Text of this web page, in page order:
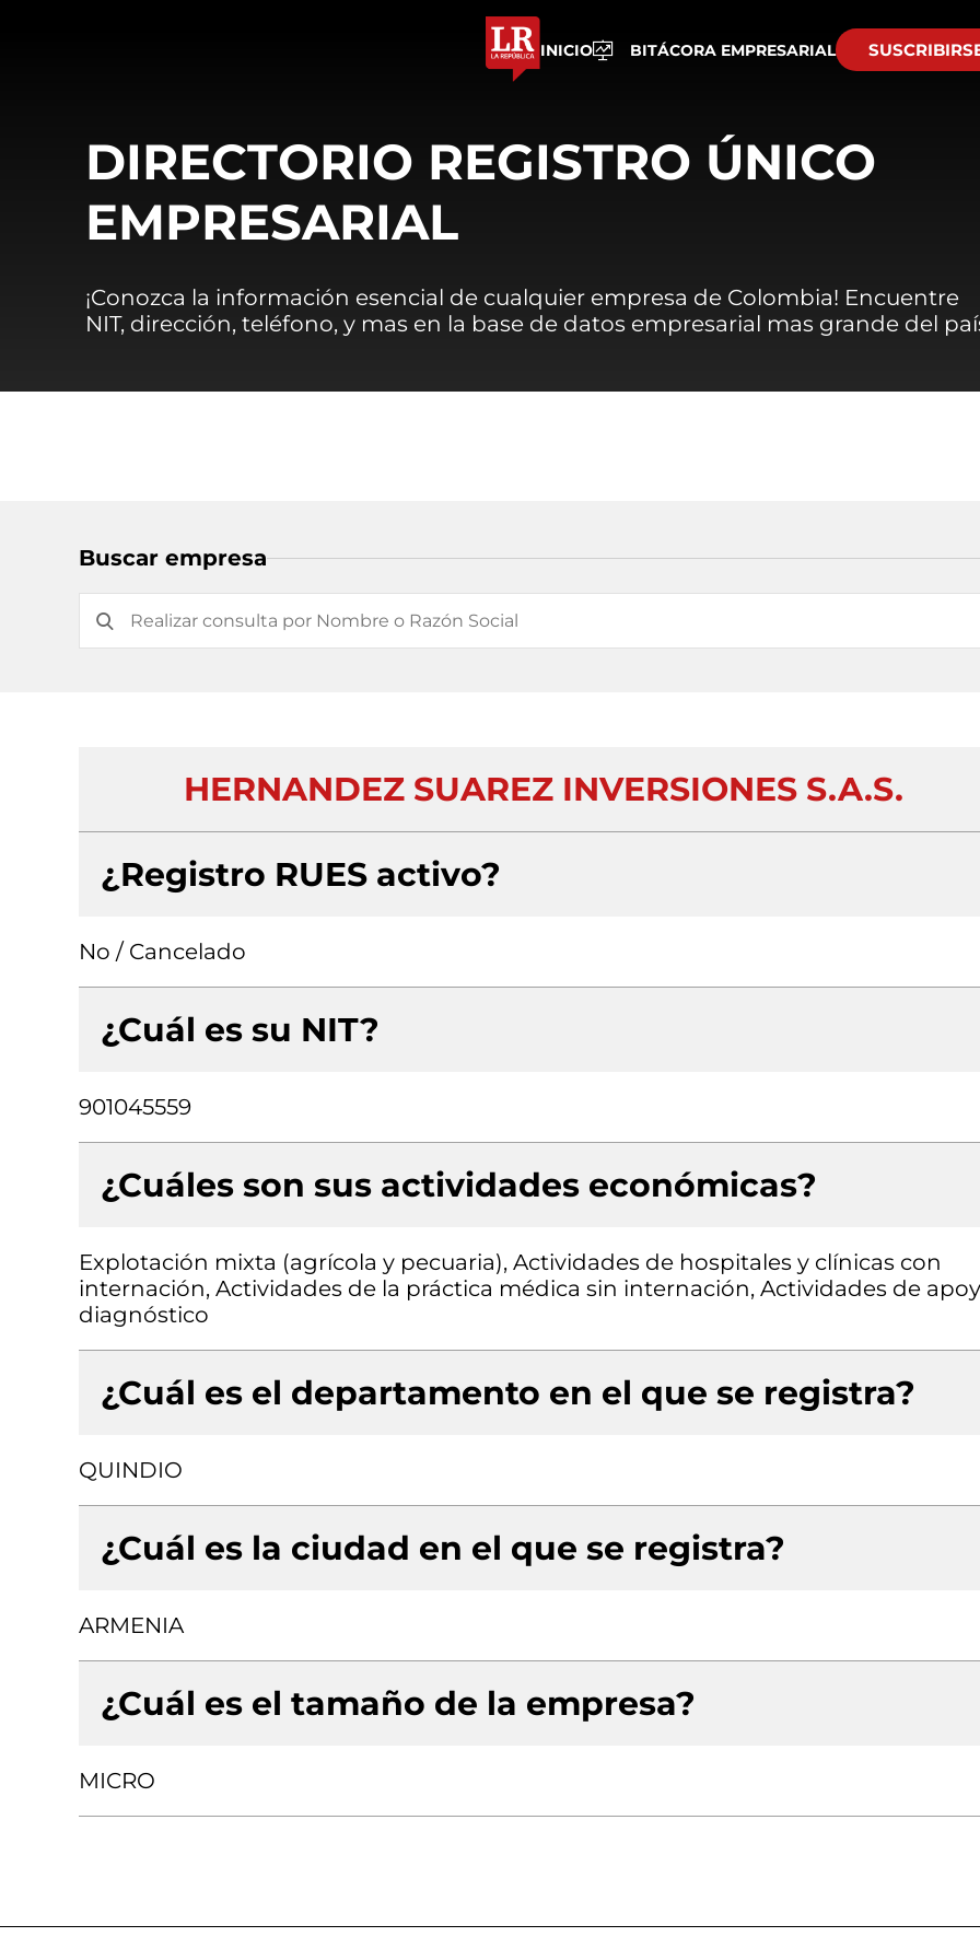
INICIO BITÁCORA EMPRESARIAL
DIRECTORIO REGISTRO ÚNICO
EMPRESARIAL
¡Conozca la información esencial de cualquier empresa de Colombia! Encuentre
NIT, dirección, teléfono, y mas en la base de datos empresarial mas grande del
Buscar empresa
HERNANDEZ SUAREZ INVERSIONES S.A.S.
¿Registro RUES activo?
No / Cancelado
¿Cuál es su NIT?
901045559
¿Cuáles son sus actividades económicas?
Explotación mixta (agrícola y pecuaria), Actividades de hospitales y clínicas con
internación, Actividades de la práctica médica sin internación, Actividades de
diagnóstico
¿Cuál es el departamento en el que se registra?
QUINDIO
¿Cuál es la ciudad en el que se registra?
ARMENIA
¿Cuál es el tamaño de la empresa?
MICRO